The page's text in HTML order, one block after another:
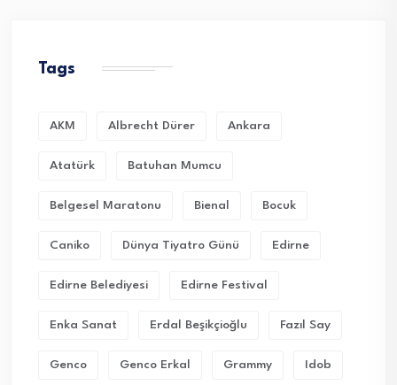
Tags
AKM Albrecht Dürer Ankara
Atatürk Batuhan Mumcu
Belgesel Maratonu Bienal Bocuk
Caniko Dünya Tiyatro Günü Edirne
Edirne Belediyesi Edirne Festival
Enka Sanat Erdal Beşikçioğlu Fazıl Say
Genco Genco Erkal Grammy Idob